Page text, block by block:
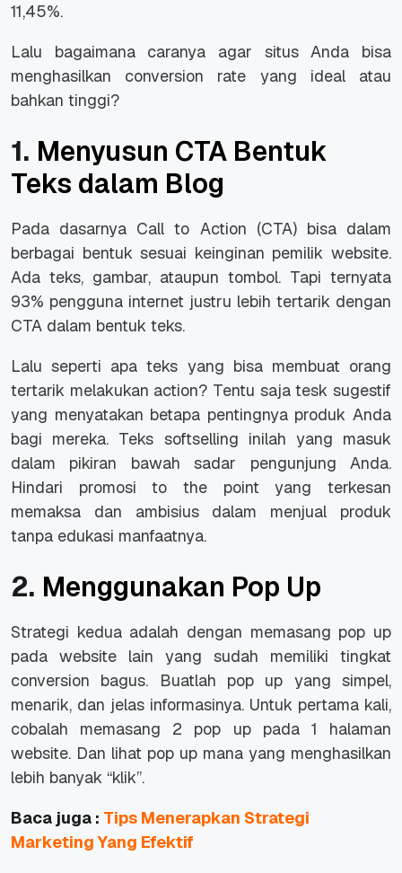
11,45%.
Lalu bagaimana caranya agar situs Anda bisa
menghasilkan conversion rate yang ideal atau
bahkan tinggi?
1. Menyusun CTA Bentuk
Teks dalam Blog
Pada dasarnya Call to Action (CTA) bisa dalam
berbagai bentuk sesuai keinginan pemilik website.
Ada teks, gambar, ataupun tombol. Tapi ternyata
93% pengguna internet justru lebih tertarik dengan
CTA dalam bentuk teks.
Lalu seperti apa teks yang bisa membuat orang
tertarik melakukan action? Tentu saja tesk sugestif
yang menyatakan betapa pentingnya produk Anda
bagi mereka. Teks softselling inilah yang masuk
dalam pikiran bawah sadar pengunjung Anda.
Hindari promosi to the point yang terkesan
memaksa dan ambisius dalam menjual produk
tanpa edukasi manfaatnya.
2. Menggunakan Pop Up
Strategi kedua adalah dengan memasang pop up
pada website lain yang sudah memiliki tingkat
conversion bagus. Buatlah pop up yang simpel,
menarik, dan jelas informasinya. Untuk pertama kali,
cobalah memasang 2 pop up pada 1 halaman
website. Dan lihat pop up mana yang menghasilkan
lebih banyak “klik”.
Baca juga : Tips Menerapkan Strategi
Marketing Yang Efektif